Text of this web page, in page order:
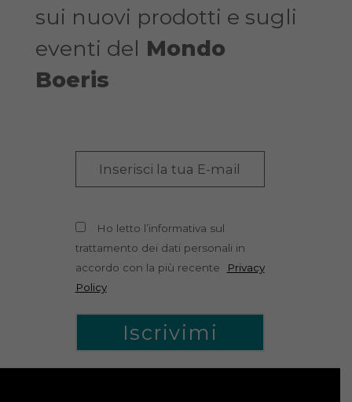
sui nuovi prodotti e sugli
eventi del Mondo
Boeris
Ho letto l’informativa sul
trattamento dei dati personali in
accordo con la più recente
Privacy
Policy